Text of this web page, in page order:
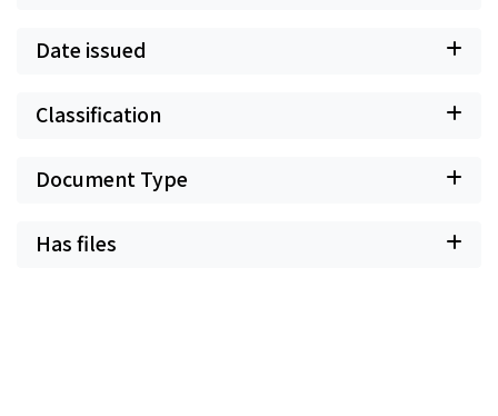
Date issued
Classification
Document Type
Has files